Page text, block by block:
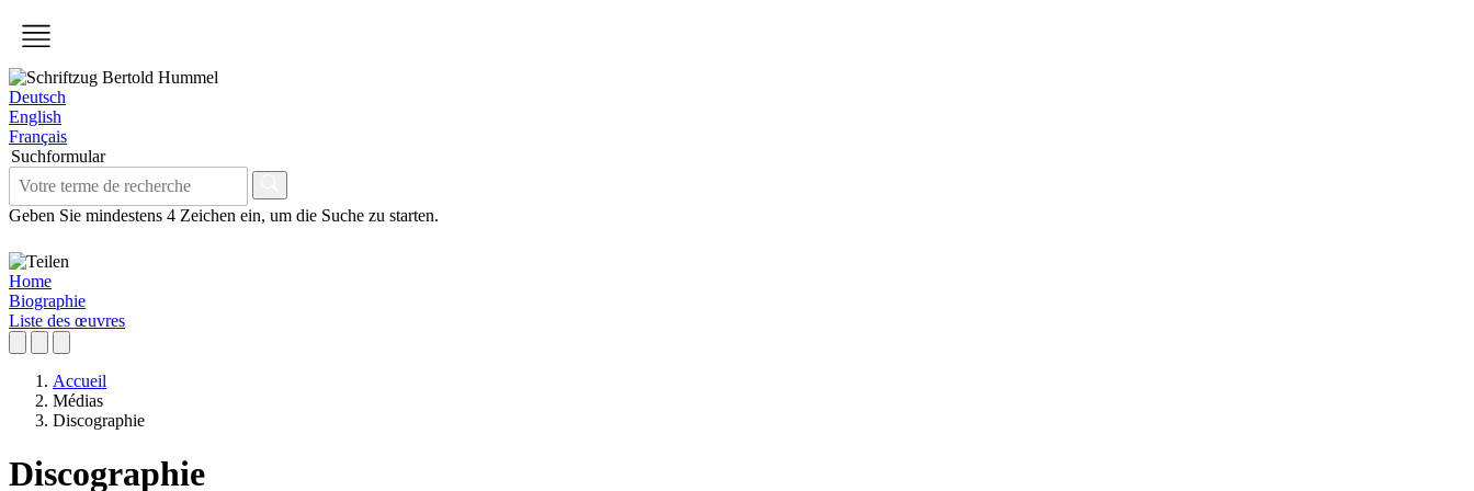
Deutsch
English
Français
Suchformular
Geben Sie mindestens 4 Zeichen ein, um die Suche zu starten.
Home
Biographie
Liste des œuvres
Accueil
Médias
Discographie
Discographie